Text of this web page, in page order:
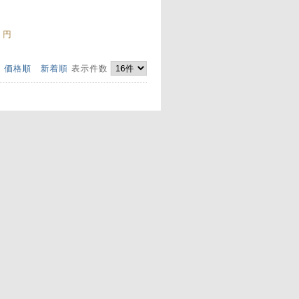
円
価格順 新着順 表示件数